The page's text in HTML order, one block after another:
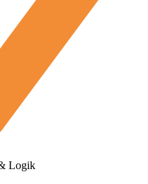
Logik